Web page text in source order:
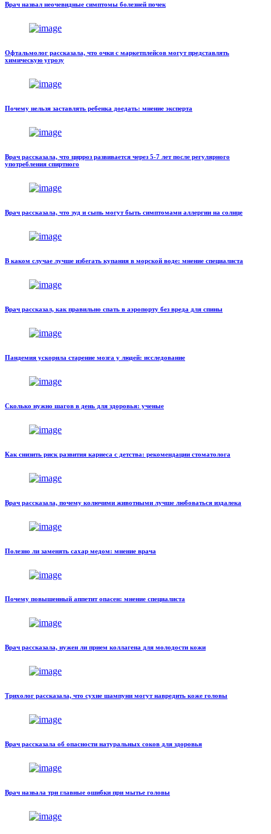
Врач назвал неочевидные симптомы болезней почек
Офтальмолог рассказала, что очки с маркетплейсов могут представлять
химическую угрозу
Почему нельзя заставлять ребенка доедать: мнение эксперта
Врач рассказала, что цирроз развивается через 5-7 лет после регулярного
употребления спиртного
Врач рассказала, что зуд и сыпь могут быть симптомами аллергии на солнце
В каком случае лучше избегать купания в морской воде: мнение специалиста
Врач рассказал, как правильно спать в аэропорту без вреда для спины
Пандемия ускорила старение мозга у людей: исследование
Сколько нужно шагов в день для здоровья: ученые
Как снизить риск развития кариеса с детства: рекомендации стоматолога
Врач рассказала, почему колючими животными лучше любоваться издалека
Полезно ли заменять сахар медом: мнение врача
Почему повышенный аппетит опасен: мнение специалиста
Врач рассказала, нужен ли прием коллагена для молодости кожи
Трихолог рассказала, что сухие шампуни могут навредить коже головы
Врач рассказала об опасности натуральных соков для здоровья
Врач назвала три главные ошибки при мытье головы